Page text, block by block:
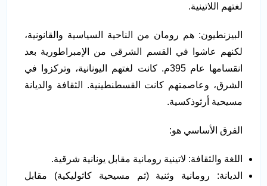
لغتهم اللاتينية.
البيزنطيون: هم رومان من الناحية السياسية والقانونية،
لكنهم عاشوا في القسم الشرقي من الإمبراطورية بعد
انقسامها عام 395م. كانت لغتهم اليونانية، وتركزوا في
الشرق، وعاصمتهم كانت القسطنطينية. الثقافة والديانة
مسيحية أرثوذكسية.
الفرق الأساسي هو:
اللغة والثقافة: لاتينية رومانية مقابل يونانية شرقية.
الديانة: رومانية وثنية (ثم مسيحية كاثوليكية) مقابل